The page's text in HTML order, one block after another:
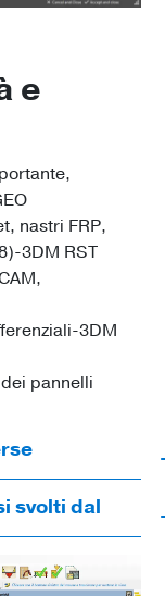
e
nastri FRP,
3DM RST
3DM
pannelli
svolti dal